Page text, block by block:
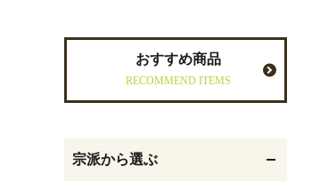
本連念珠（僧侶用）
おすすめ商品
RECOMMEND ITEMS
宗派から選ぶ